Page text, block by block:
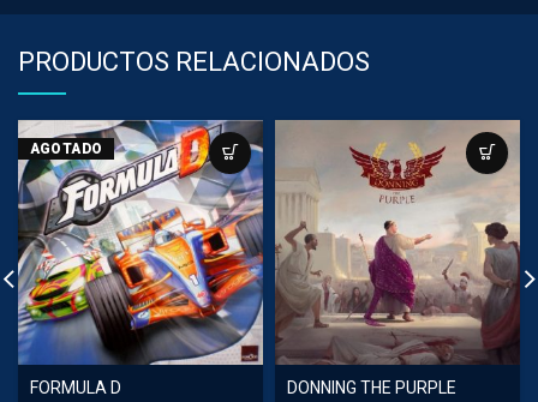
PRODUCTOS RELACIONADOS
AGOTADO
FORMULA D DONNING THE PURPLE